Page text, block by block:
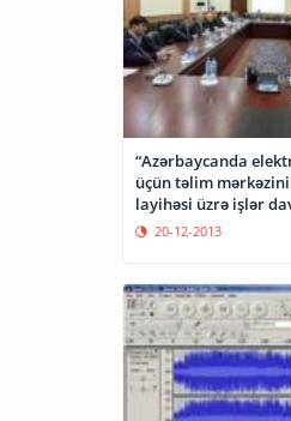
“Azərbaycanda
üçün təlim
layihəsi üzrə işlər
20-12-2013